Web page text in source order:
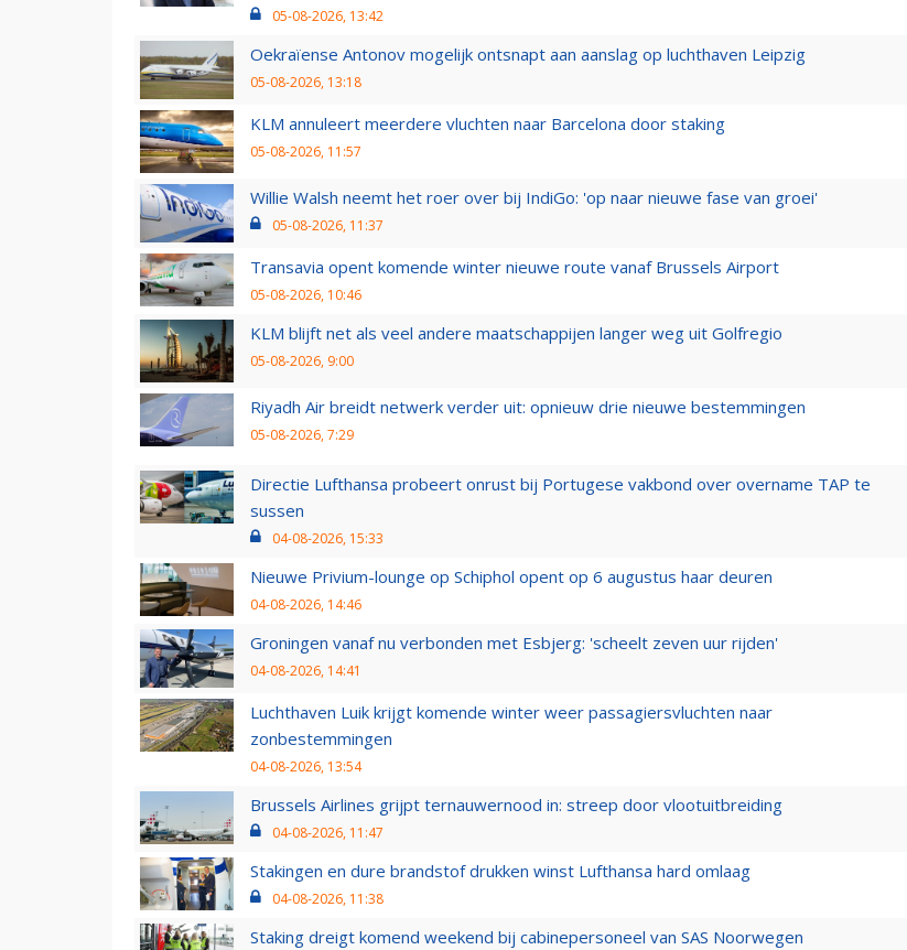
05-08-2026, 13:42
Oekraïense Antonov mogelijk ontsnapt aan aanslag op luchthaven Leipzig
05-08-2026, 13:18
KLM annuleert meerdere vluchten naar Barcelona door staking
05-08-2026, 11:57
Willie Walsh neemt het roer over bij IndiGo: 'op naar nieuwe fase van groei'
05-08-2026, 11:37
Transavia opent komende winter nieuwe route vanaf Brussels Airport
05-08-2026, 10:46
KLM blijft net als veel andere maatschappijen langer weg uit Golfregio
05-08-2026, 9:00
Riyadh Air breidt netwerk verder uit: opnieuw drie nieuwe bestemmingen
05-08-2026, 7:29
Directie Lufthansa probeert onrust bij Portugese vakbond over overname TAP te
sussen
04-08-2026, 15:33
Nieuwe Privium-lounge op Schiphol opent op 6 augustus haar deuren
04-08-2026, 14:46
Groningen vanaf nu verbonden met Esbjerg: 'scheelt zeven uur rijden'
04-08-2026, 14:41
Luchthaven Luik krijgt komende winter weer passagiersvluchten naar
zonbestemmingen
04-08-2026, 13:54
Brussels Airlines grijpt ternauwernood in: streep door vlootuitbreiding
04-08-2026, 11:47
Stakingen en dure brandstof drukken winst Lufthansa hard omlaag
04-08-2026, 11:38
Staking dreigt komend weekend bij cabinepersoneel van SAS Noorwegen